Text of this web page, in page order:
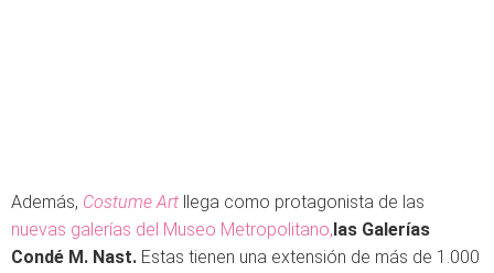
Además, Costume Art llega como protagonista de las
nuevas galerías del Museo Metropolitano,las Galerías
Condé M. Nast. Estas tienen una extensión de más de 1.000